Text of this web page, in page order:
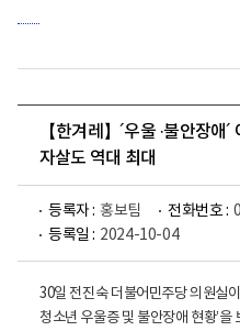
【한겨레】´우울 ·불안장애
자살도 역대 최대
등록자 : 홍보팀 전화번호 :
등록일 : 2024-10-04
30일 전진숙 더불어민주당 의원실
청소년 우울증 및 불안장애 현황’